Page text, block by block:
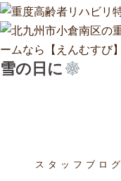
雪の日に
スタッフブログ